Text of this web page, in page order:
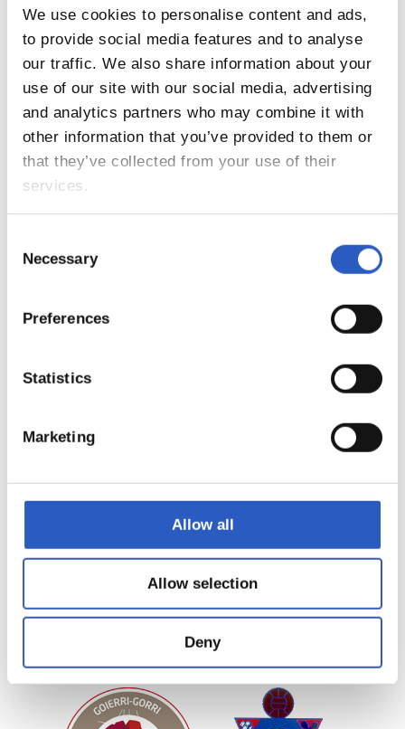
We use cookies to personalise content and ads,
to provide social media features and to analyse
our traffic. We also share information about your
use of our site with our social media, advertising
and analytics partners who may combine it with
other information that you’ve provided to them or
that they’ve collected from your use of their
services.
Selection
Necessary
Preferences
Statistics
Marketing
Allow all
Allow selection
Deny
DANENA K.E. DEUSTO DONOSTIA F.T.
EIBARTARRAK F.T.